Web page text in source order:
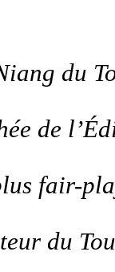
du
de
fair-
du